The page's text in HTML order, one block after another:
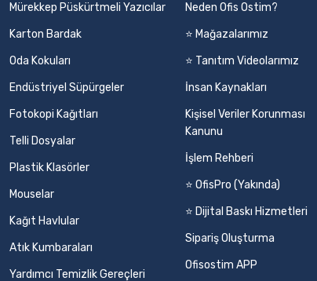
Mürekkep Püskürtmeli Yazıcılar
Karton Bardak
Oda Kokuları
Endüstriyel Süpürgeler
Fotokopi Kağıtları
Telli Dosyalar
Plastik Klasörler
Mouselar
Kağıt Havlular
Atık Kumbaraları
Yardımcı Temizlik Gereçleri
Neden Ofis Ostim?
⭐ Mağazalarımız
⭐ Tanıtım Videolarımız
İnsan Kaynakları
Kişisel Veriler Korunması
Kanunu
İşlem Rehberi
⭐ OfisPro (Yakında)
⭐ Dijital Baskı Hizmetleri
Sipariş Oluşturma
Ofisostim APP